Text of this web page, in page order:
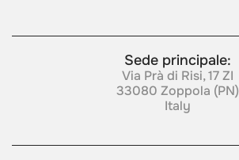
Sede principale:
Via Prà di Risi, 17 ZI
33080 Zoppola (PN)
Italy